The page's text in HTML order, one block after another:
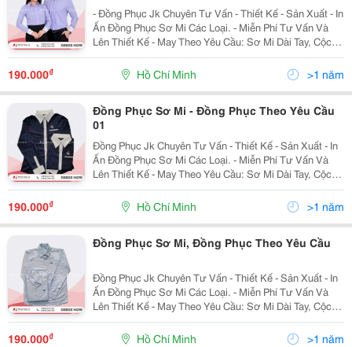
- Đồng Phục Jk Chuyên Tư Vấn - Thiết Kế - Sản Xuất - In
Ấn Đồng Phục Sơ Mi Các Loại. - Miễn Phí Tư Vấn Và
Lên Thiết Kế - May Theo Yêu Cầu: Sơ Mi Dài Tay, Cộc
Tay, Tay Lửng, Cổ Bẻ, Cổ Tàu, Cổ Phối Bèo, Có Túi,
Không Túi&Hellip; - Kiểu Dáng Trẻ...
190.000₫ Hồ Chí Minh >1 năm
Đồng Phục Sơ Mi - Đồng Phục Theo Yêu Cầu
01
Đồng Phục Jk Chuyên Tư Vấn - Thiết Kế - Sản Xuất - In
Ấn Đồng Phục Sơ Mi Các Loại. - Miễn Phí Tư Vấn Và
Lên Thiết Kế - May Theo Yêu Cầu: Sơ Mi Dài Tay, Cộc
Tay, Tay Lửng, Cổ Bẻ, Cổ Tàu, Cổ Phối Bèo, Có Túi,
Không Túi&Hellip; - Kiểu Dáng Trẻ...
190.000₫ Hồ Chí Minh >1 năm
Đồng Phục Sơ Mi, Đồng Phục Theo Yêu Cầu
Đồng Phục Jk Chuyên Tư Vấn - Thiết Kế - Sản Xuất - In
Ấn Đồng Phục Sơ Mi Các Loại. - Miễn Phí Tư Vấn Và
Lên Thiết Kế - May Theo Yêu Cầu: Sơ Mi Dài Tay, Cộc
Tay, Tay Lửng, Cổ Bẻ, Cổ Tàu, Cổ Phối Bèo, Có Túi,
Không Túi&Hellip; - Kiểu Dáng Trẻ...
190.000₫ Hồ Chí Minh >1 năm